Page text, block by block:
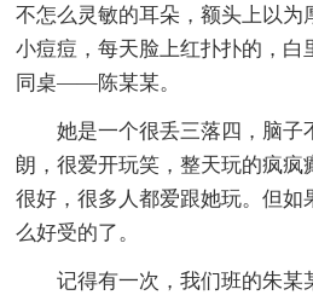
不怎么灵敏的耳朵，额头上以为
小痘痘，每天脸上红扑扑的，白
同桌——陈某某。
她是一个很丢三落四，脑子
朗，很爱开玩笑，整天玩的疯疯
很好，很多人都爱跟她玩。但如
么好受的了。
记得有一次，我们班的朱某